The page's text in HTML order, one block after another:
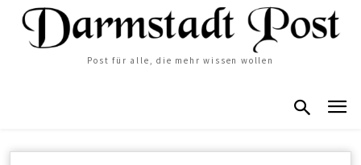
Post für alle, die mehr wissen wollen